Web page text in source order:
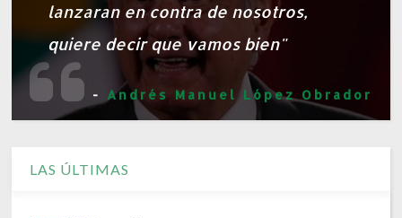
lanzaran en contra de nosotros,
quiere decir que vamos bien"
- Andrés Manuel López Obrador
LAS ÚLTIMAS